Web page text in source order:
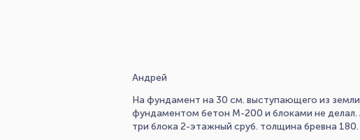
Андрей
На фундамент на 30 см. выступающего из
фундаментом бетон М-200 и блоками не
три блока 2-этажный сруб. толщина бревна